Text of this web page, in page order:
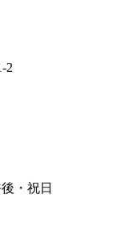
2
・祝日